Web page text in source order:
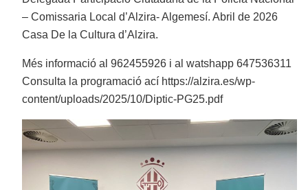
– Comissaria Local d’Alzira- Algemesí. Abril de 2026
Casa De la Cultura d’Alzira.
Més informació al 962455926 i al watshapp 647536311
Consulta la programació ací https://alzira.es/wp-
content/uploads/2025/10/Diptic-PG25.pdf